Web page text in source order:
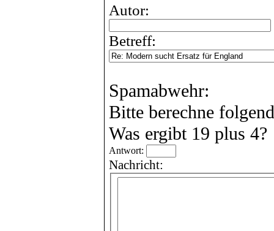
Autor:
Betreff:
Spamabwehr:
Bitte berechne
Was ergibt 19 plus 4?
Antwort:
Nachricht: